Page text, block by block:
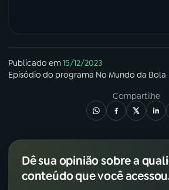
Publicado em15/12/2023
Episódio do programa No Mundo da Bola
Compartilhe
Dê sua opinião sobre a
conteúdo que você